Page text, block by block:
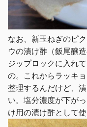
なお、新玉ねぎのピ
ウの漬け酢（飯尾醸
ジップロックに入れ
の。これからラッキ
整理するんだけど、
い。塩分濃度が下が
け用の漬け酢として使